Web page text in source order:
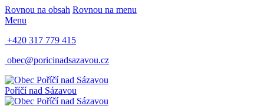
Rovnou na obsah Rovnou na menu
Menu
+420 317 779 415
obec@poricinadsazavou.cz
Poříčí nad Sázavou